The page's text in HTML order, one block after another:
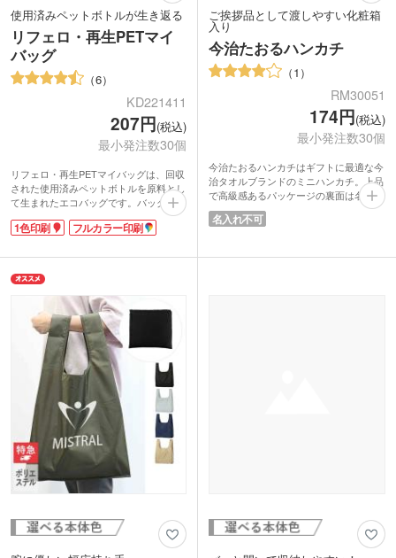
使用済みペットボトルが生き返る
リフェロ・再生PETマイ
バッグ
6
KD221411
207円(税込)
最小発注数30個
リフェロ・再生PETマイバッグは、回収
された使用済みペットボトルを原料とし
て生まれたエコバッグです。バッグ側面
には「プラスチック・スマート」賛同商
品の証であるタグつき。企業としてリサ
みをさりげなくアピールできますよ。
バッグ本体はスッキリとコンパクトに折
り畳むことができ、面ファスナーで留め
るだけのお手軽さ!普段使うバッグに忍
ばせておけばいつでもさっと取り出せま
バッグ本体またはフラップ部分に1色・
本体にフルカラー名入れ印刷が可能で
す。バッグ本体は大きく印刷でき、販促
効果が期待できます。フラップ部分はワ
ンポイントで印刷でき、折り畳んだ状態
でもロゴが見えます。小さく畳んで個包
装されているので配布しやすく、メール
便でも発送できます。環境問題啓発イベ
ントやキャンペーン、開店記念品や購入
特典など幅広いシーンで人気です。
1色印刷 フルカラー印刷
ご挨拶品として渡しやすい化粧箱
入り
今治たおるハンカチ
1
RM30051
174円(税込)
最小発注数30個
今治たおるハンカチはギフトに最適な今
治タオルブランドのミニハンカチ。上品
で高級感あるパッケージの裏面は名刺や
ショップカードが差し込める切り込みが
入っています。ポストインできるサイズ
名入れ不可